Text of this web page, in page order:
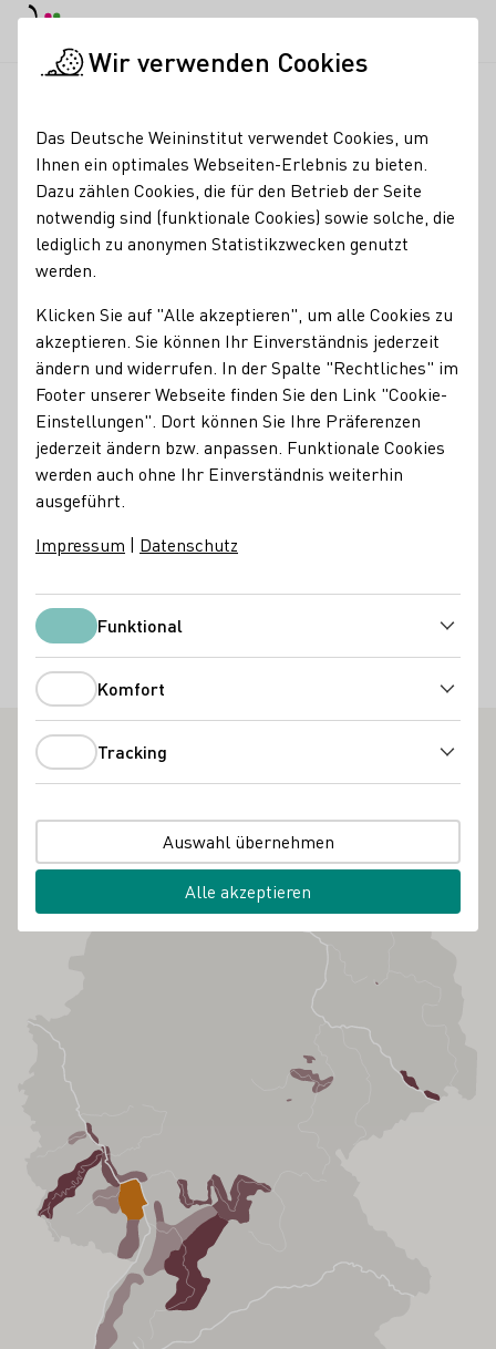
Weingut Schales |
Genuss.Bewusst.Alkoholfrei!
- ThemenWeinProbe
Registrierung erforderlich
Genuss mit gutem Gewissen, auch im Dry January.
Alkoholfreier Wein und Secco, die schmecken bis zum
witzigen Mixgetränk. Es findet sich etwas für jeden Anlass.
Garantiert!
Lass Dich überraschen von der Geschmacksvielfalt ganz
ohne Promille. Erweitere deinen Horizont für Getränke, die
jeder genießen kann. Ob trocken, süß oder mit
Weinprobe 24,90 € pro Person | Weinprobe inkl.
Vesperteller 34,90 € pro Person
Wissen / Seminare
Wir verwenden Cookies
Das Deutsche Weininstitut verwendet Cookies, um
Ihnen ein optimales Webseiten-Erlebnis zu bieten.
Dazu zählen Cookies, die für den Betrieb der Seite
notwendig sind (funktionale Cookies) sowie solche, die
lediglich zu anonymen Statistikzwecken genutzt
werden.
Klicken Sie auf "Alle akzeptieren", um alle Cookies zu
akzeptieren. Sie können Ihr Einverständnis jederzeit
ändern und widerrufen. In der Spalte "Rechtliches" im
Footer unserer Webseite finden Sie den Link "Cookie-
Einstellungen". Dort können Sie Ihre Präferenzen
jederzeit ändern bzw. anpassen. Funktionale Cookies
werden auch ohne Ihr Einverständnis weiterhin
ausgeführt.
Impressum | Datenschutz
FunktionalFunktional
Komfort
Tracking
Auswahl übernehmen
Alle akzeptieren